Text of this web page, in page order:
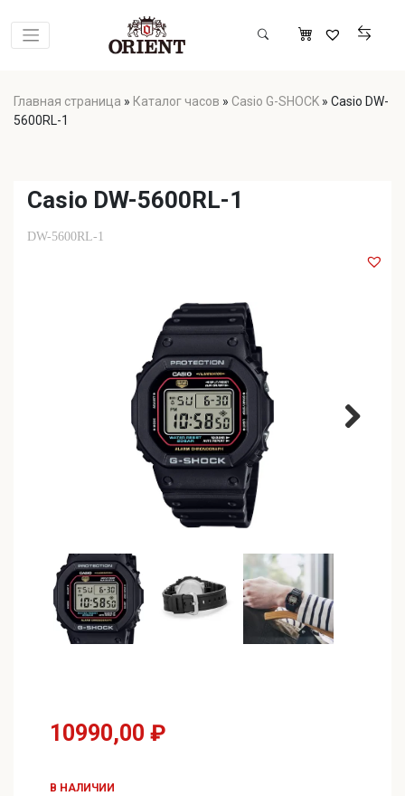
Главная страница » Каталог часов » Casio G-SHOCK » Casio DW-
5600RL-1
Casio DW-5600RL-1
DW-5600RL-1
10990,00 ₽
В НАЛИЧИИ